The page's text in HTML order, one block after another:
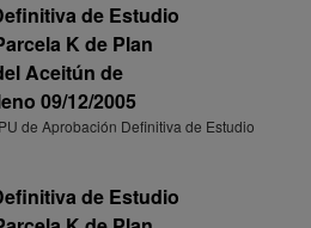
de Estudio
K de Plan
Aceitún de
09/12/2005
de Aprobación Definitiva de Estudio
de Estudio